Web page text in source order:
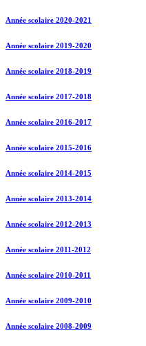
Année scolaire 2020-2021
Année scolaire 2019-2020
Année scolaire 2018-2019
Année scolaire 2017-2018
Année scolaire 2016-2017
Année scolaire 2015-2016
Année scolaire 2014-2015
Année scolaire 2013-2014
Année scolaire 2012-2013
Année scolaire 2011-2012
Année scolaire 2010-2011
Année scolaire 2009-2010
Année scolaire 2008-2009